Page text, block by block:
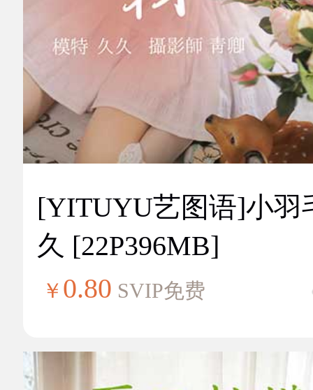
[YITUYU艺图语]小羽
久 [22P396MB]
￥ 0.80 SVIP免费